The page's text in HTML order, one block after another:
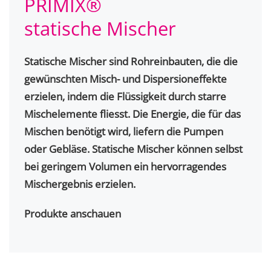
statische Mischer
Statische Mischer sind Rohreinbauten, die die
gewünschten Misch- und Dispersioneffekte
erzielen, indem die Flüssigkeit durch starre
Mischelemente fliesst. Die Energie, die für das
Mischen benötigt wird, liefern die Pumpen
oder Gebläse. Statische Mischer können selbst
bei geringem Volumen ein hervorragendes
Mischergebnis erzielen.
Produkte anschauen